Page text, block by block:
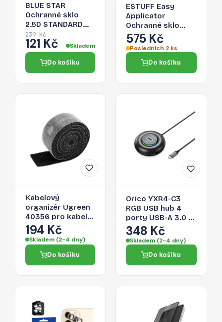
BLUE STAR
Ochranné sklo
2.5D STANDARD
0.3mm pro iPhone
12 Pro Max, čiré
239 Kč
121 Kč Skladem
Do košíku
ESTUFF Easy
Applicator
Ochranné sklo
2.5D STANDARD
0.33mm pro
iPhone 12 Pro Max,
montážní rámeček
575 Kč
Posledních 2 ks
Do košíku
Kabelový
organizér Ugreen
40356 pro kabely
- černá
194 Kč
Skladem (2-4 dny)
Do košíku
Orico YXR4-C3
RGB USB hub 4
porty USB-A 3.0 s
audio/mikrofonním
portem 0,3 m –
černý
348 Kč
Skladem (2-4 dny)
Do košíku